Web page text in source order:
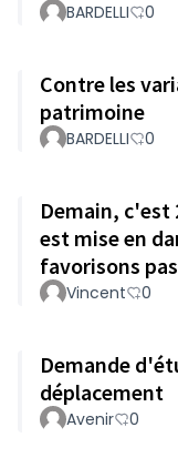
BARDELLI 0
Contre les
patrimoine
BARDELLI 0
Demain, c'est
est mise en
favorisons pas
Vincent 0
Demande
déplacement
Avenir 0